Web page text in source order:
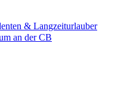
& Langzeiturlauber
an der CB